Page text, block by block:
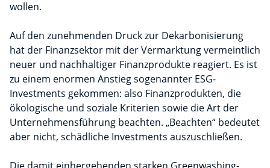
wollen.
Auf den zunehmenden Druck zur Dekarbonisierung
hat der Finanzsektor mit der Vermarktung vermeintlich
neuer und nachhaltiger Finanzprodukte reagiert. Es ist
zu einem enormen Anstieg sogenannter ESG-
Investments gekommen: also Finanzprodukten, die
ökologische und soziale Kriterien sowie die Art der
Unternehmensführung beachten. „Beachten“ bedeutet
aber nicht, schädliche Investments auszuschließen.